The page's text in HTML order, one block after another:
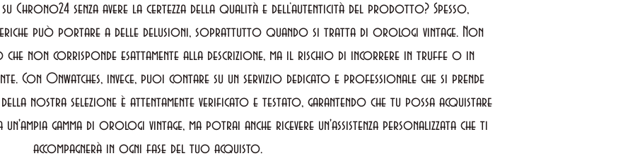
Chrono24 senza avere la certezza della qualità e dell’autenticità del prodotto? Spesso,
può portare a delle delusioni, soprattutto quando si tratta di orologi vintage. Non
non corrisponde esattamente alla descrizione, ma il rischio di incorrere in truffe o in
Con Onwatches, invece, puoi contare su un servizio dedicato e professionale che si prende
nostra selezione è attentamente verificato e testato, garantendo che tu possa acquistare
gamma di orologi vintage, ma potrai anche ricevere un'assistenza personalizzata che ti
accompagnerà in ogni fase del tuo acquisto.